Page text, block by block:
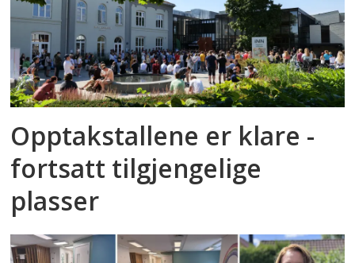
Opptakstallene er klare -
fortsatt tilgjengelige
plasser